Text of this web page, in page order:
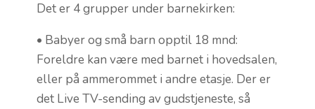
Det er 4 grupper under barnekirken:
• Babyer og små barn opptil 18 mnd:
Foreldre kan være med barnet i hovedsalen,
eller på ammerommet i andre etasje. Der er
det Live TV-sending av gudstjeneste, så